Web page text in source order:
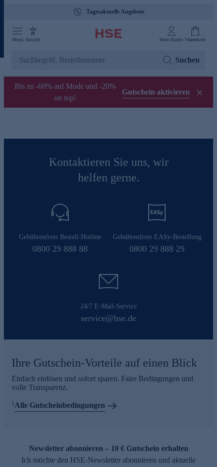
Tagesaktuelle Angebote
Menü Ansicht Mein Konto Warenkorb
Suchen
Bis zu -60% auf Mode und -20%
on top!
Gutschein aktivieren
Kontaktieren Sie uns, wir
helfen gerne.
Gebührenfreie Bestell-Hotline
0800 29 888 88
Gebührenfreie EASy-Bestellung
0800 29 888 29
24/7 E-Mail-Service
service@hse.de
Ihre Gutschein-Vorteile auf einen Blick
Einfach einlösen und sofort sparen. Faire Bedingungen und
volle Transparenz.
1Alle Gutscheinbedingungen
Newsletter abonnieren – 10 € Gutschein erhalten
Ich möchte den HSE-Newsletter abonnieren und aktuelle